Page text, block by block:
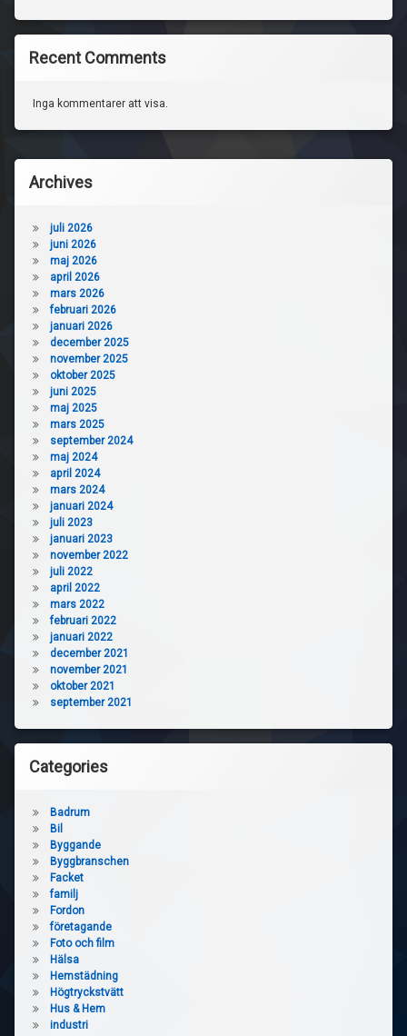
Recent Comments
Inga kommentarer att visa.
Archives
juli 2026
juni 2026
maj 2026
april 2026
mars 2026
februari 2026
januari 2026
december 2025
november 2025
oktober 2025
juni 2025
maj 2025
mars 2025
september 2024
maj 2024
april 2024
mars 2024
januari 2024
juli 2023
januari 2023
november 2022
juli 2022
april 2022
mars 2022
februari 2022
januari 2022
december 2021
november 2021
oktober 2021
september 2021
Categories
Badrum
Bil
Byggande
Byggbranschen
Facket
familj
Fordon
företagande
Foto och film
Hälsa
Hemstädning
Högtryckstvätt
Hus & Hem
industri